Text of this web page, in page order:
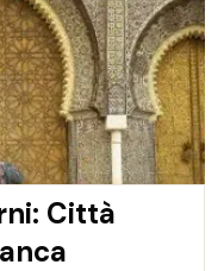
Città